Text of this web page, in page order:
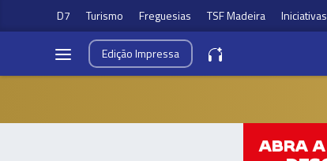
D7 Turismo Freguesias TSF Madeira Iniciativas
EdiçãoImpressa